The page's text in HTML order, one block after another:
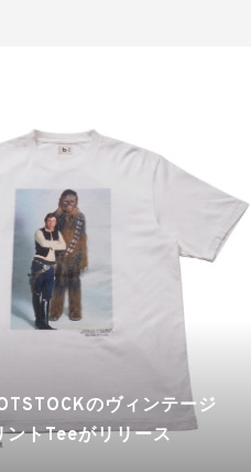
のヴィンテージ
ントTeeがリリース